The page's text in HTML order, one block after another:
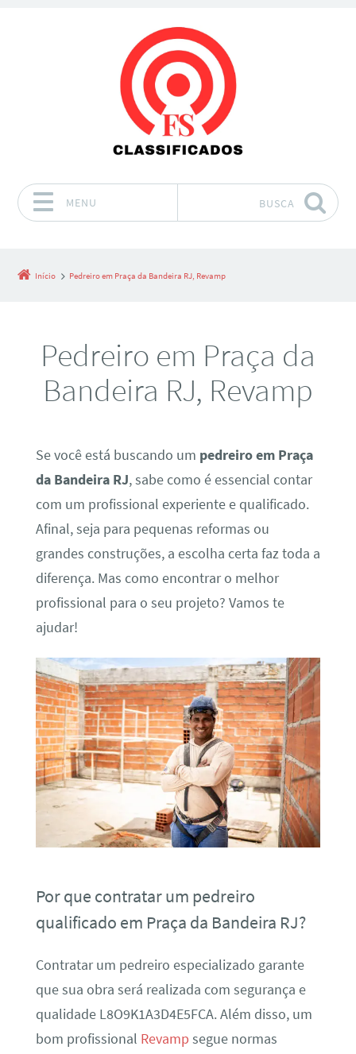
MENU BUSCA
Início Pedreiro em Praça da Bandeira RJ, Revamp
Pedreiro em Praça da
Bandeira RJ, Revamp
Se você está buscando um pedreiro em Praça
da Bandeira RJ, sabe como é essencial contar
com um profissional experiente e qualificado.
Afinal, seja para pequenas reformas ou
grandes construções, a escolha certa faz toda a
diferença. Mas como encontrar o melhor
profissional para o seu projeto? Vamos te
ajudar!
Por que contratar um pedreiro
qualificado em Praça da Bandeira RJ?
Contratar um pedreiro especializado garante
que sua obra será realizada com segurança e
qualidade L8O9K1A3D4E5FCA. Além disso, um
bom profissional Revamp segue normas